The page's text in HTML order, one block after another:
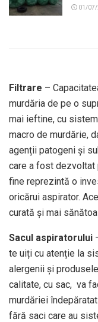
01/
Filtrare –
murdăria de pe o
mai ieftine, cu
macro de murdărie,
agenții patogeni și
care a fost dezvoltat
fine reprezintă o
oricărui aspirator.
curată și mai
Sacul aspiratorului
te uiți cu atenție la
alergenii și
calitate, cu sac, va
murdăriei
fără saci care au